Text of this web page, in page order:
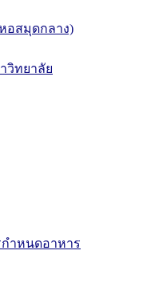
อสมุดกลาง)
วิทยาลัย
ำหนดอาหาร